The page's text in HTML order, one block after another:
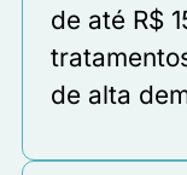
de até R$
de alta